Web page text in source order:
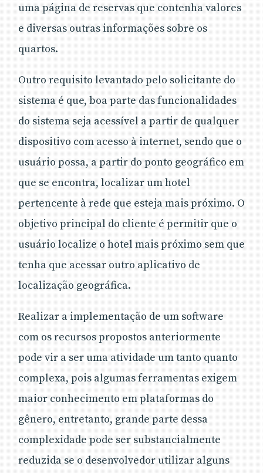
uma página de reservas que contenha valores
e diversas outras informações sobre os
quartos.
Outro requisito levantado pelo solicitante do
sistema é que, boa parte das funcionalidades
do sistema seja acessível a partir de qualquer
dispositivo com acesso à internet, sendo que o
usuário possa, a partir do ponto geográfico em
que se encontra, localizar um hotel
pertencente à rede que esteja mais próximo. O
objetivo principal do cliente é permitir que o
usuário localize o hotel mais próximo sem que
tenha que acessar outro aplicativo de
localização geográfica.
Realizar a implementação de um software
com os recursos propostos anteriormente
pode vir a ser uma atividade um tanto quanto
complexa, pois algumas ferramentas exigem
maior conhecimento em plataformas do
gênero, entretanto, grande parte dessa
complexidade pode ser substancialmente
reduzida se o desenvolvedor utilizar alguns